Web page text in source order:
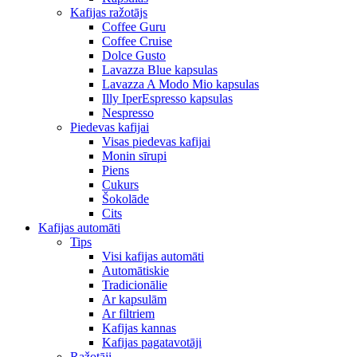
Kafijas ražotājs
Coffee Guru
Coffee Cruise
Dolce Gusto
Lavazza Blue kapsulas
Lavazza A Modo Mio kapsulas
Illy IperEspresso kapsulas
Nespresso
Piedevas kafijai
Visas piedevas kafijai
Monin sīrupi
Piens
Cukurs
Šokolāde
Cits
Kafijas automāti
Tips
Visi kafijas automāti
Automātiskie
Tradicionālie
Ar kapsulām
Ar filtriem
Kafijas kannas
Kafijas pagatavotāji